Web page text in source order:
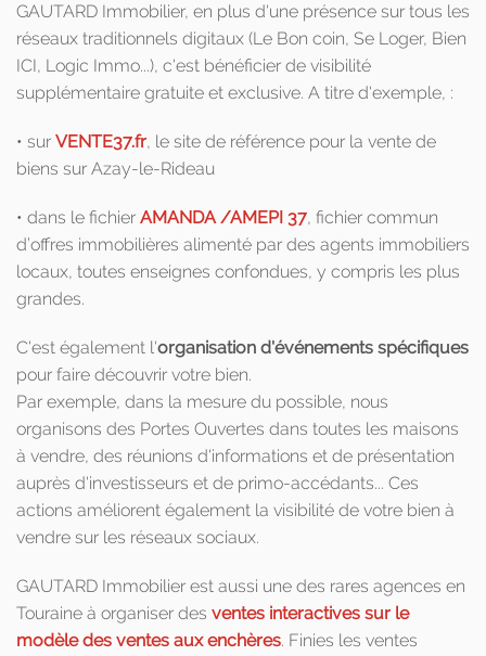
GAUTARD Immobilier, en plus d'une présence sur tous les
réseaux traditionnels digitaux (Le Bon coin, Se Loger, Bien
ICI, Logic Immo...), c'est bénéficier de visibilité
supplémentaire gratuite et exclusive. A titre d'exemple, :
• sur VENTE37.fr, le site de référence pour la vente de
biens sur Azay-le-Rideau
• dans le fichier AMANDA /AMEPI 37, fichier commun
d’offres immobilières alimenté par des agents immobiliers
locaux, toutes enseignes confondues, y compris les plus
grandes.
C'est également l'organisation d'événements spécifiques
pour faire découvrir votre bien.
Par exemple, dans la mesure du possible, nous
organisons des Portes Ouvertes dans toutes les maisons
à vendre, des réunions d'informations et de présentation
auprès d'investisseurs et de primo-accédants... Ces
actions améliorent également la visibilité de votre bien à
vendre sur les réseaux sociaux.
GAUTARD Immobilier est aussi une des rares agences en
Touraine à organiser des ventes interactives sur le
modèle des ventes aux enchères. Finies les ventes